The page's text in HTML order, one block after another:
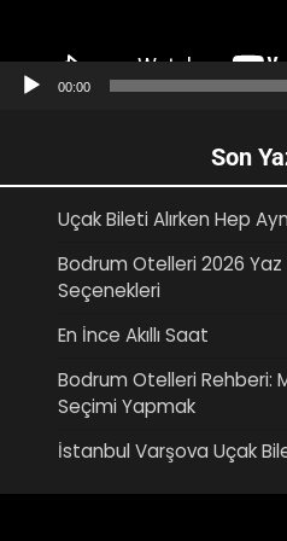
00:00
Son
Uçak Bileti Alırken Hep
Bodrum Otelleri 2026
Seçenekleri
En İnce Akıllı Saat
Bodrum Otelleri Rehberi:
Seçimi Yapmak
İstanbul Varşova Uçak